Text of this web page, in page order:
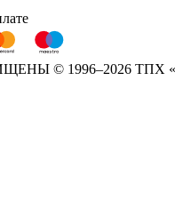
© 1996–2026 ТПХ